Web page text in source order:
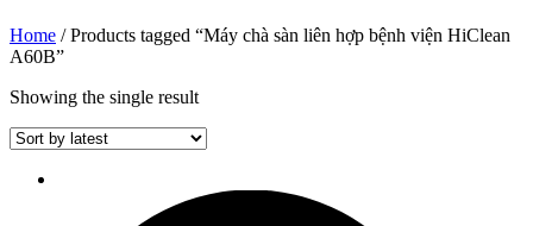
Home / Products tagged “Máy chà sàn liên hợp bệnh viện HiClean
A60B”
Showing the single result